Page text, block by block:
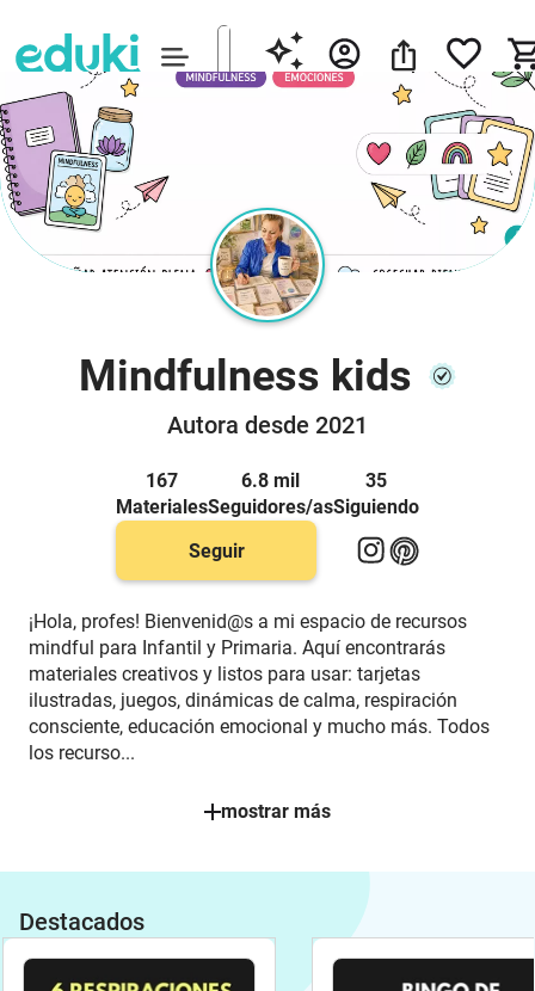
Mindfulness kids
Autora desde 2021
167
Materiales
6.8 mil
Seguidores/as
35
Siguiendo
Seguir
¡Hola, profes! Bienvenid@s a mi espacio de recursos
mindful para Infantil y Primaria. Aquí encontrarás
materiales creativos y listos para usar: tarjetas
ilustradas, juegos, dinámicas de calma, respiración
consciente, educación emocional y mucho más. Todos
los recurso...
mostrar más
Destacados